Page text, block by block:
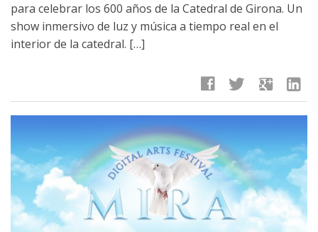
para celebrar los 600 años de la Catedral de Girona. Un
show inmersivo de luz y música a tiempo real en el
interior de la catedral. […]
facebook twitter google linkedin